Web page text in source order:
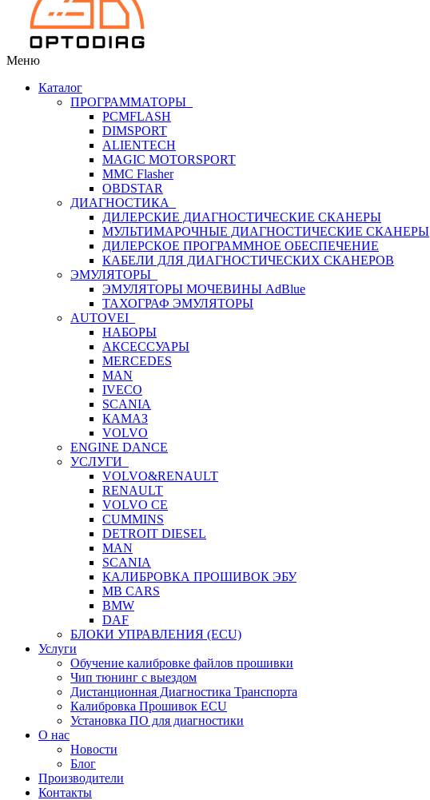
Меню
Каталог
ПРОГРАММАТОРЫ
PCMFLASH
DIMSPORT
ALIENTECH
MAGIC MOTORSPORT
MMC Flasher
OBDSTAR
ДИАГНОСТИКА
ДИЛЕРСКИЕ ДИАГНОСТИЧЕСКИЕ СКАНЕРЫ
МУЛЬТИМАРОЧНЫЕ ДИАГНОСТИЧЕСКИЕ СКАНЕРЫ
ДИЛЕРСКОЕ ПРОГРАММНОЕ ОБЕСПЕЧЕНИЕ
КАБЕЛИ ДЛЯ ДИАГНОСТИЧЕСКИХ СКАНЕРОВ
ЭМУЛЯТОРЫ
ЭМУЛЯТОРЫ МОЧЕВИНЫ АdBlue
ТАХОГРАФ ЭМУЛЯТОРЫ
AUTOVEI
НАБОРЫ
АКСЕССУАРЫ
MERCEDES
MAN
IVECO
SCANIA
КАМАЗ
VOLVO
ENGINE DANCE
УСЛУГИ
VOLVO&RENAULT
RENAULT
VOLVO CE
CUMMINS
DETROIT DIESEL
MAN
SCANIA
КАЛИБРОВКА ПРОШИВОК ЭБУ
MB CARS
BMW
DAF
БЛОКИ УПРАВЛЕНИЯ (ECU)
Услуги
Обучение калибровке файлов прошивки
Чип тюнинг с выездом
Дистанционная Диагностика Транспорта
Калибровка Прошивок ECU
Установка ПО для диагностики
О нас
Новости
Блог
Производители
Контакты